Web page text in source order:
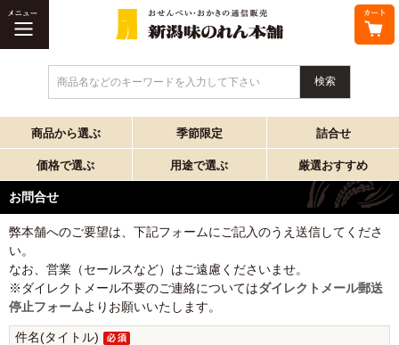
商品名などのキーワードを入力して下さい
商品から選ぶ 季節限定 詰合せ
価格で選ぶ 用途で選ぶ 厳選おすすめ
お問合せ
弊本舗へのご要望は、下記フォームにご記入のうえ送信してくださ
い。
なお、営業（セールスなど）はご遠慮くださいませ。
※ダイレクトメール不要のご連絡についてはダイレクトメール郵送
停止フォームよりお願いいたします。
件名(タイトル)